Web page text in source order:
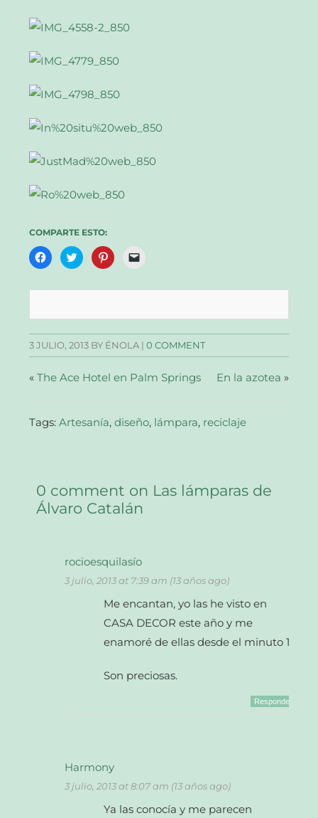
COMPARTE ESTO:
Haz
clic
en
abre
una
ventana
nueva)
Haz
clic
en
abre
una
ventana
nueva)
Haz
clic
en
abre
una
ventana
nueva)
Haz
clic
un
correo
a
un
amigo
abre
en
3 JULIO, 2013 BY ÉNOLA |0 COMMENT
«The Ace Hotel en Palm Springs En la azotea »
Tags:Artesanía,diseño, lámpara, reciclaje
0 comment on Las lámparas de
Álvaro Catalán
rocioesquilasío
3 julio, 2013 at 7:39 am (13 años ago)
Me encantan, yo las he visto en
CASA DECOR este año y me
enamoré de ellas desde el minuto 1.
Son preciosas.
Responder
Harmony
3 julio, 2013 at 8:07 am (13 años ago)
Ya las conocía y me parecen